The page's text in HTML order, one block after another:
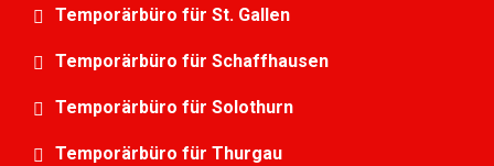
Temporärbüro für St. Gallen
Temporärbüro für Schaffhausen
Temporärbüro für Solothurn
Temporärbüro für Thurgau